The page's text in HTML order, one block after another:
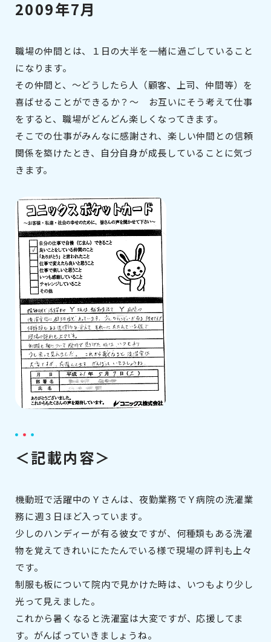
2009年7月
職場の仲間とは、１日の大半を一緒に過ごしていること
になります。
その仲間と、～どうしたら人（顧客、上司、仲間等）を
喜ばせることができるか？～ お互いにそう考えて仕事
をすると、職場がどんどん楽しくなってきます。
そこでの仕事がみんなに感謝され、楽しい仲間との信頼
関係を築けたとき、自分自身が成長していることに気づ
きます。
＜記載内容＞
機動班で活躍中のＹさんは、夜勤業務でＹ病院の洗濯業
務に週３日ほど入っています。
少しのハンディーが有る彼女ですが、何種類もある洗濯
物を覚えてきれいにたたんでいる様で現場の評判も上々
です。
制服も板について院内で見かけた時は、いつもより少し
光って見えました。
これから暑くなると洗濯室は大変ですが、応援してま
す。がんばっていきましょうね。